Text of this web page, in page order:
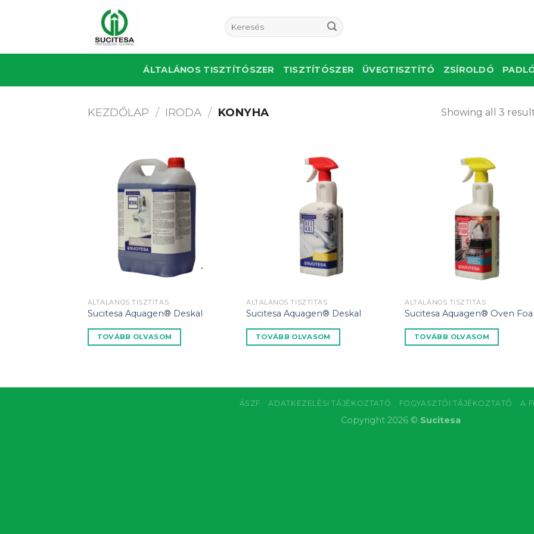
Keresés
a
ÁLTALÁNOS TISZTÍTÓSZER TISZTÍTÓSZER ÜVEGTISZTÍTÓ ZSÍROLDÓ
KEZDŐLAP / IRODA / KONYHA Showing all 3
Kedvencekhez
ÁLTALÁNOS TISZTÍTÁS
Sucitesa Aquagen® Deskal
TOVÁBB OLVASOM
ÁLTALÁNOS TISZTÍTÁS
Sucitesa Aquagen® Deskal
TOVÁBB OLVASOM
ÁLTALÁNOS TISZTÍTÁS
Sucitesa Aquagen® Oven
TOVÁBB OLVASOM
ÁSZF ADATKEZELÉSI TÁJÉKOZTATÓ FOGYASZTÓI TÁJÉKOZTATÓ A
Copyright 2026 © Sucitesa